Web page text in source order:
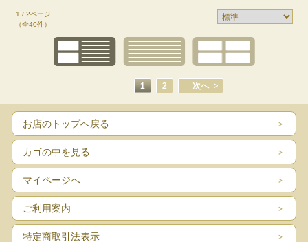
1 / 2ページ
（全40件）
1 2 次へ
お店のトップへ戻る
カゴの中を見る
マイページへ
ご利用案内
特定商取引法表示